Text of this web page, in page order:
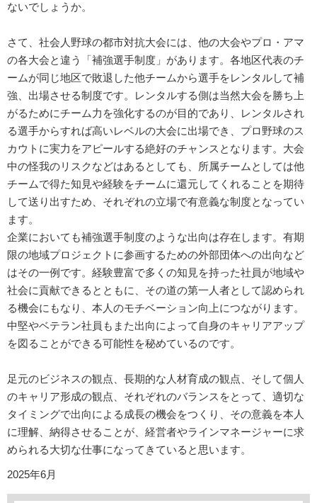
ないでしょうか。
さて、社会人野球の都市対抗大会には、他の大会やプロ・アマ
の各大会と違う「補強選手制度」があります。各地区代表のチ
ームが同じ地区で敗退した他チームから選手をレンタルして補
強、出場させる制度です。レンタルする側は当然大会を勝ち上
がるためにチーム力を強化するのが目的であり、レンタルされ
る選手からすれば高いレベルの大会に出場でき、プロ野球のス
カウトに実力をアピールする絶好のチャンスとなります。大会
中の怪我のリスクなどはあるとしても、所属チームとしては他
チームで得た知見や経験をチームに還元してくれることを期待
して送り出すため、それぞれの立場で有意義な制度となってい
ます。
企業においても補強選手制度のような出向は存在します。有期
限の地域プロジェクトに参画するための外部団体への出向など
はその一例です。経験豊富で多くの知見を持った社員が地域や
社会に貢献できるとともに、その道の第一人者として認められ
る機会にもなり、本人のモチベーション向上につながります。
中堅やベテラン社員もまた出向によって自身のキャリアアップ
を図ることができる可能性を秘めているのです。
足元のビジネスの観点、長期的な人材育成の観点、そして個人
のキャリア形成の観点、それぞれのバランスをとって、適切な
タイミングで出向による成長の機会をつくり、その意義を本人
に理解、納得させることが、経営者やラインマネージャーに求
められる大切な仕事になってきていると思います。
2025年6月